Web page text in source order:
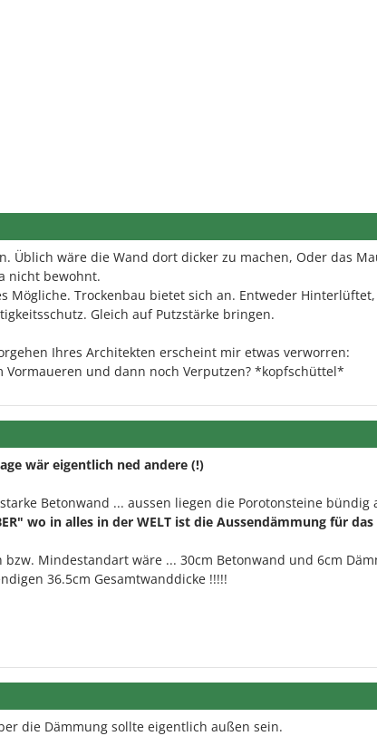
Üblich wäre die Wand dort dicker zu machen, Oder das
nicht bewohnt.
Mögliche. Trockenbau bietet sich an. Entweder
Gleich auf Putzstärke bringen.
Ihres Architekten erscheint mir etwas verworren:
Vormaueren und dann noch Verputzen? *kopfschüttel*
wär eigentlich ned andere (!)
Betonwand ... aussen liegen die Porotonsteine
wo in alles in der WELT ist die Aussendämmung für das
bzw. Mindestandart wäre ... 30cm Betonwand und 6cm
36.5cm Gesamtwanddicke !!!!!
die Dämmung sollte eigentlich außen sein.